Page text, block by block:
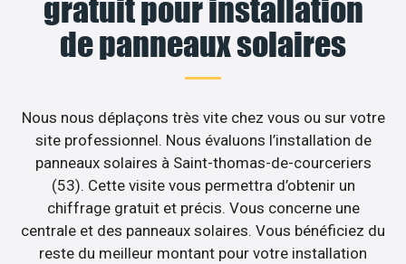
gratuit pour installation
de panneaux solaires
Nous nous déplaçons très vite chez vous ou sur votre
site professionnel. Nous évaluons l’installation de
panneaux solaires à Saint-thomas-de-courceriers
(53). Cette visite vous permettra d’obtenir un
chiffrage gratuit et précis. Vous concerne une
centrale et des panneaux solaires. Vous bénéficiez du
reste du meilleur montant pour votre installation